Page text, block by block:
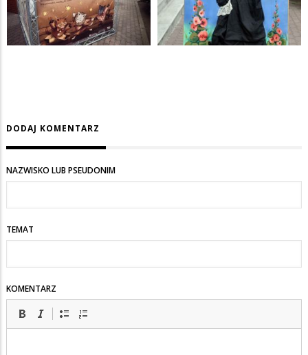
DODAJ KOMENTARZ
NAZWISKO LUB PSEUDONIM
TEMAT
KOMENTARZ